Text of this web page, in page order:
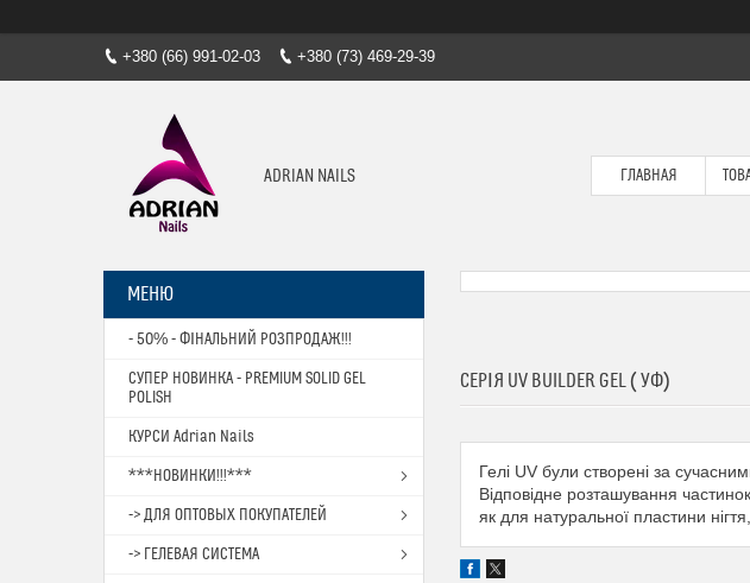
+380 (66) 991-02-03 +380 (73) 469-29-39
ADRIAN NAILS ГЛАВНАЯ
СЕРІЯ UV BUILDER GEL ( УФ)
Гелі UV були створені за
Відповідне розташування
як для натуральної пластини
- 50% - ФІНАЛЬНИЙ РОЗПРОДАЖ!!!
СУПЕР НОВИНКА - PREMIUM SOLID GEL
POLISH
КУРСИ Adrian Nails
***НОВИНКИ!!!***
-> ДЛЯ ОПТОВЫХ ПОКУПАТЕЛЕЙ
-> ГЕЛЕВАЯ СИСТЕМА